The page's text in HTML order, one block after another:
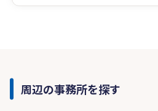
周辺の事務所を探す